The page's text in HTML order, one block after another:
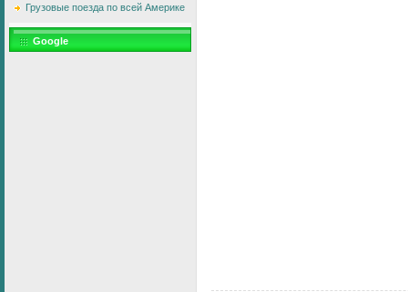
Грузовые поезда по всей Америке
Google